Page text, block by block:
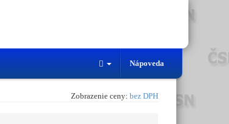
Nápoveda
Zobrazenie ceny: bez DPH